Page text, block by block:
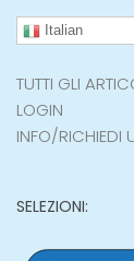
Italian
TUTTI GLI
LOGIN
INFO/RICHIEDI
SELEZIONI: